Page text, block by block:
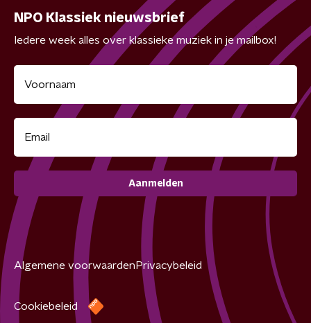
NPO Klassiek nieuwsbrief
Iedere week alles over klassieke muziek in je mailbox!
Aanmelden
Algemene voorwaarden Privacybeleid
Cookiebeleid